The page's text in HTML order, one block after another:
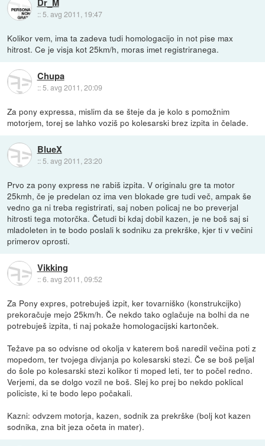
:: 5. avg 2011, 19:47
Kolikor vem, ima ta zadeva tudi homologacijo in not pise max
hitrost. Ce je visja kot 25km/h, moras imet registriranega.
Chupa
::5. avg 2011, 20:09
Za pony expressa, mislim da se šteje da je kolo s pomožnim
motorjem, torej se lahko voziš po kolesarski brez izpita in čelade.
BlueX
:: 5. avg 2011, 23:20
Prvo za pony express ne rabiš izpita. V originalu gre ta motor
25kmh, če je predelan oz ima ven blokade gre tudi več, ampak še
vedno ga ni treba registrirati, saj noben policaj ne bo preverjal
hitrosti tega motorčka. Četudi bi kdaj dobil kazen, je ne boš saj si
mladoleten in te bodo poslali k sodniku za prekrške, kjer ti v večini
primerov oprosti.
Vikking
::6. avg 2011, 09:52
Za Pony expres, potrebuješ izpit, ker tovarniško (konstrukcijko)
prekoračuje mejo 25km/h. Če nekdo tako oglačuje na bolhi da ne
potrebuješ izpita, ti naj pokaže homologacijski kartonček.
Težave pa so odvisne od okolja v katerem boš naredil večina poti z
mopedom, ter tvojega divjanja po kolesarski stezi. Če se boš peljal
do šole po kolesarski stezi kolikor ti moped leti, ter to počel redno.
Verjemi, da se dolgo vozil ne boš. Slej ko prej bo nekdo poklical
policiste, ki te bodo lepo počakali.
Kazni: odvzem motorja, kazen, sodnik za prekrške (bolj kot kazen
sodnika, zna bit jeza očeta in mater).